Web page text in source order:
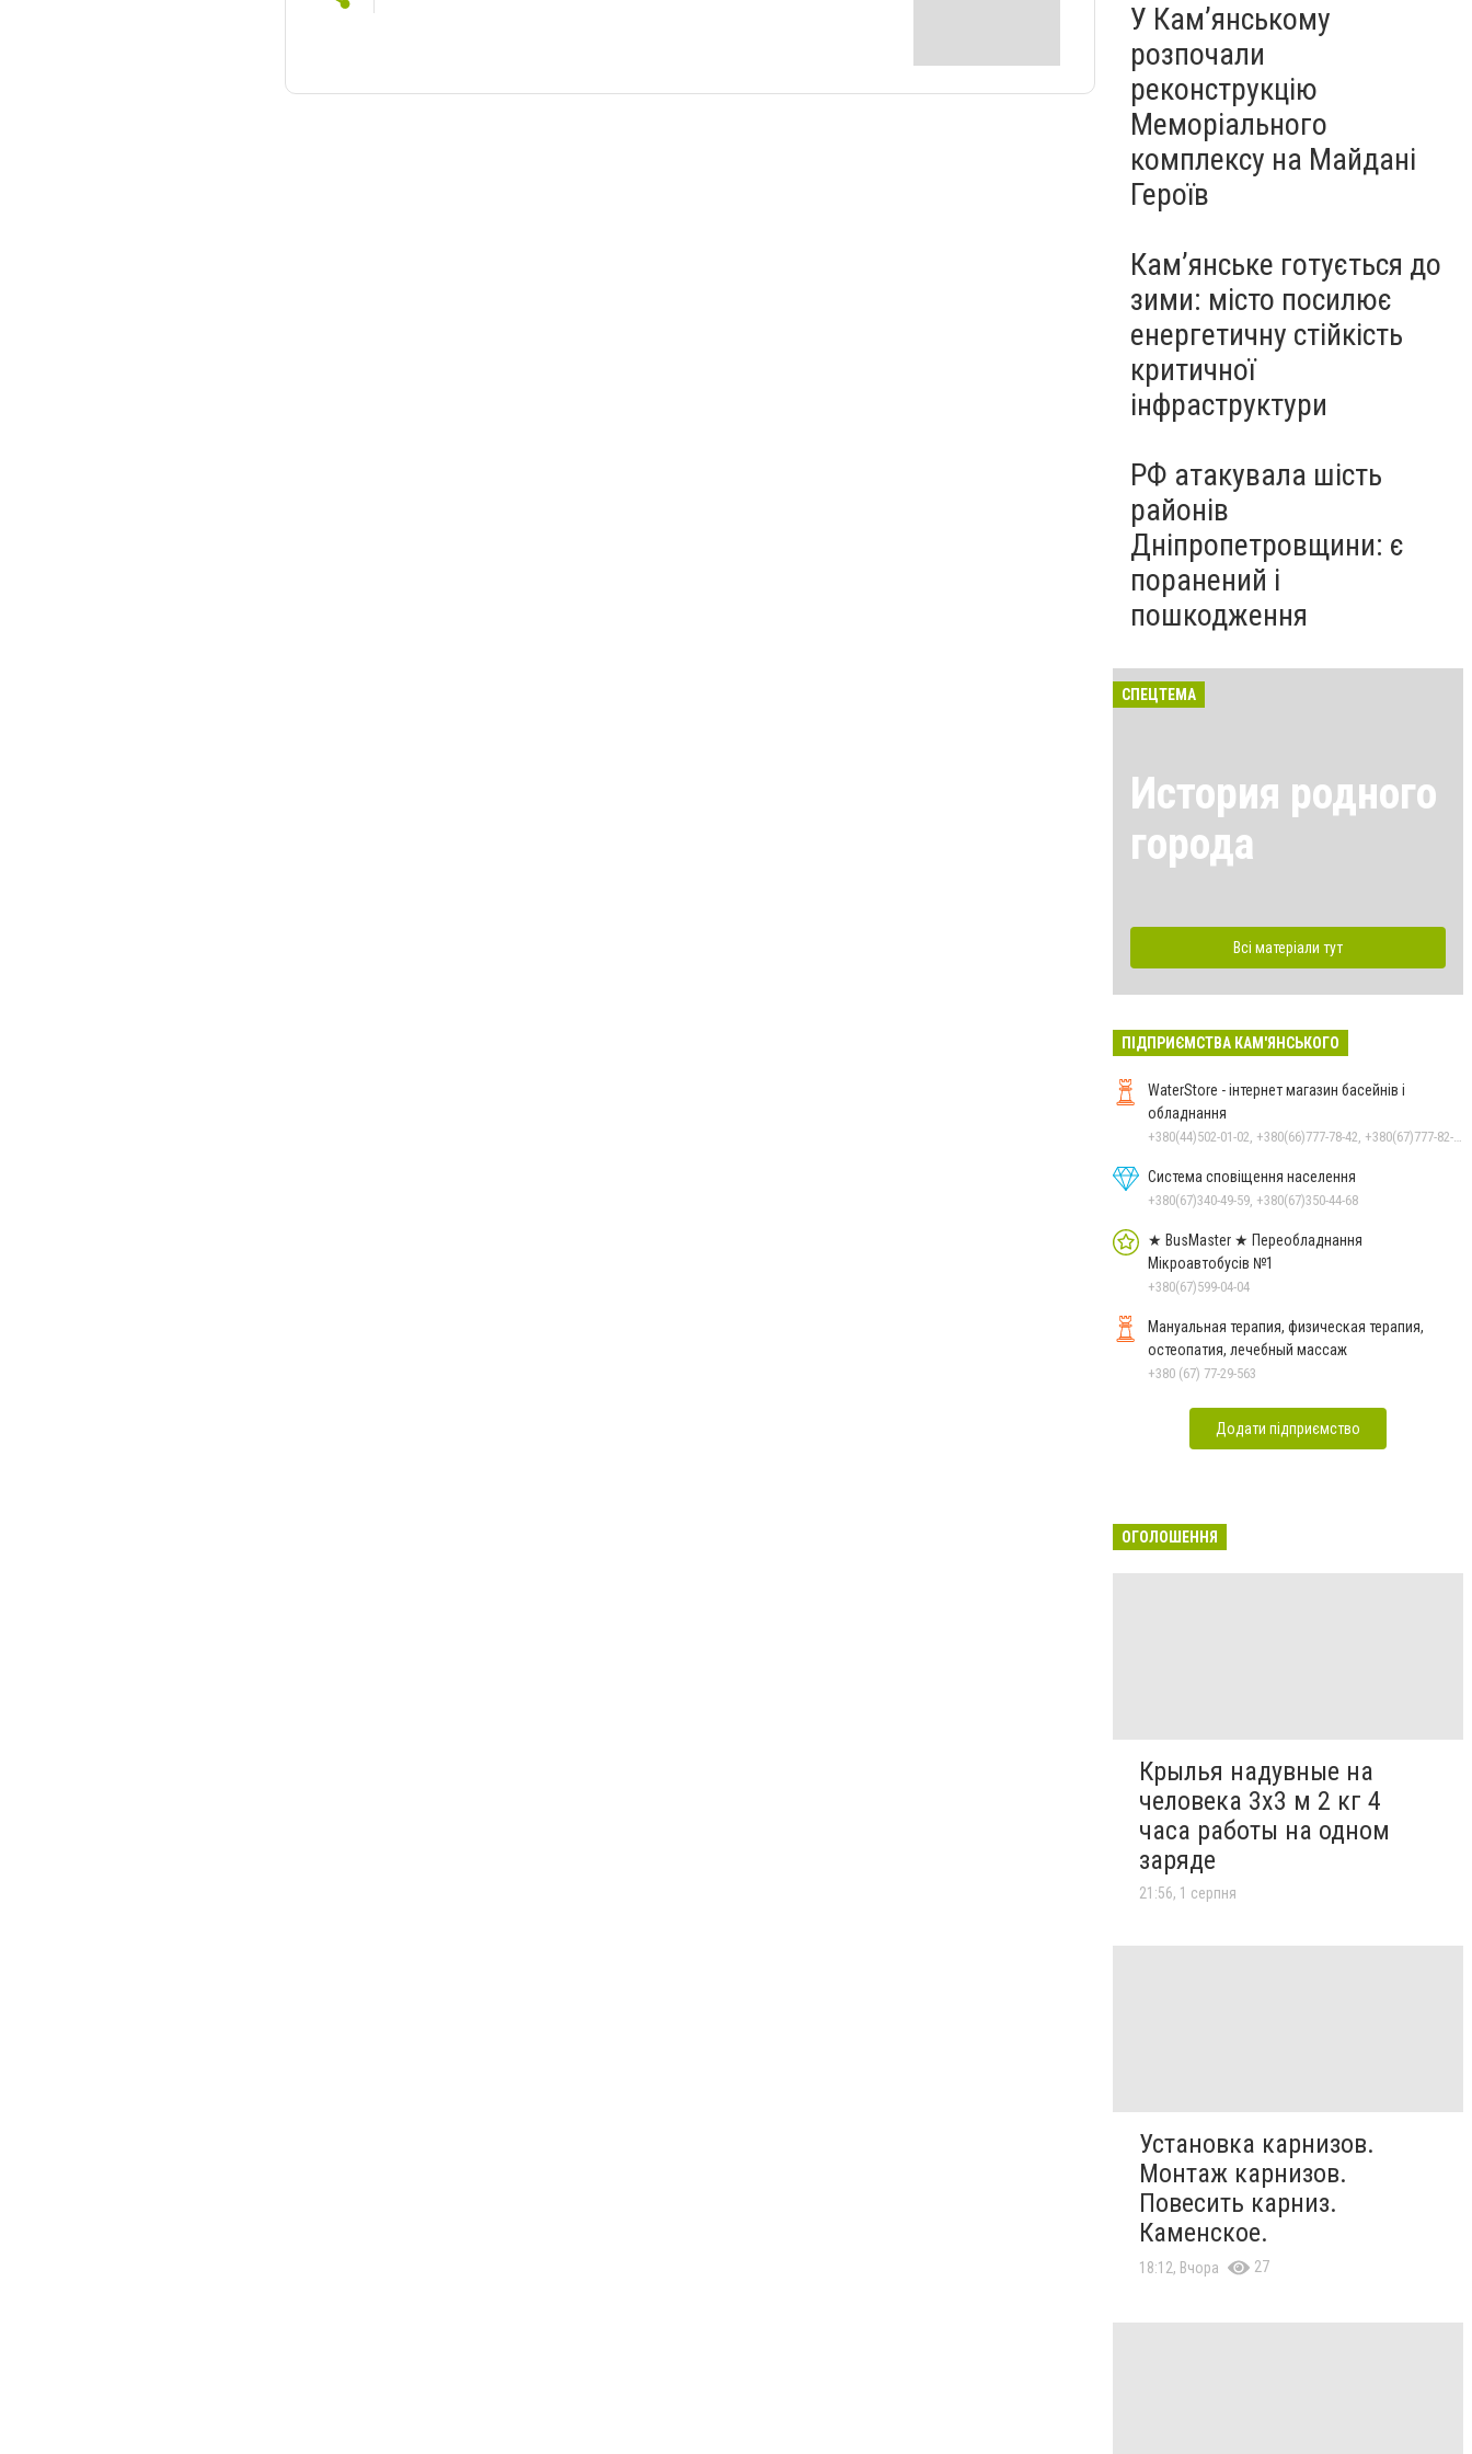
У Кам’янському
розпочали
реконструкцію
Меморіального
комплексу на Майдані
Героїв
Кам’янське готується до
зими: місто посилює
енергетичну стійкість
критичної
інфраструктури
РФ атакувала шість
районів
Дніпропетровщини: є
поранений і
пошкодження
СПЕЦТЕМА
История родного
города
Всі матеріали тут
ПІДПРИЄМСТВА КАМ'ЯНСЬКОГО
WaterStore - інтернет магазин басейнів і
обладнання
Система сповіщення населення
+380(67)340-49-59, +380(67)350-44-68
★ BusMaster ★ Переобладнання
Мікроавтобусів №1
+380(67)599-04-04
Мануальная терапия, физическая терапия,
остеопатия, лечебный массаж
+380 (67) 77-29-563
Додати підприємство
ОГОЛОШЕННЯ
Крылья надувные на
человека 3х3 м 2 кг 4
часа работы на одном
заряде
21:56, 1 серпня
Установка карнизов.
Монтаж карнизов.
Повесить карниз.
Каменское.
18:12, Вчора 27